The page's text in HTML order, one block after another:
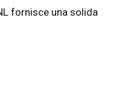
fornisce una solida